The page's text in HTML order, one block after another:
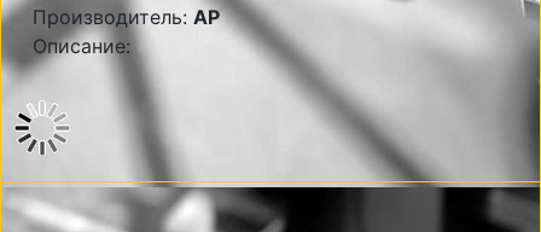
Производитель: AP
Описание: